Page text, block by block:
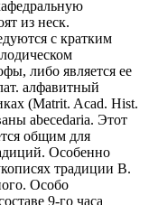
из неск.
с кратким
либо является ее
алфавитный
(Matrit. Acad. Hist.
abecedaria. Этот
общим для
Особенно
традиции B.
Особо
9-го часа